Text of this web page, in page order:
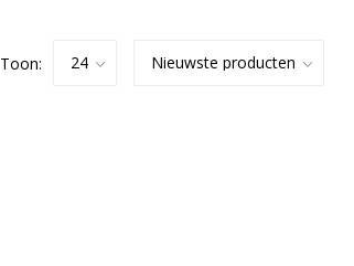
Toon: